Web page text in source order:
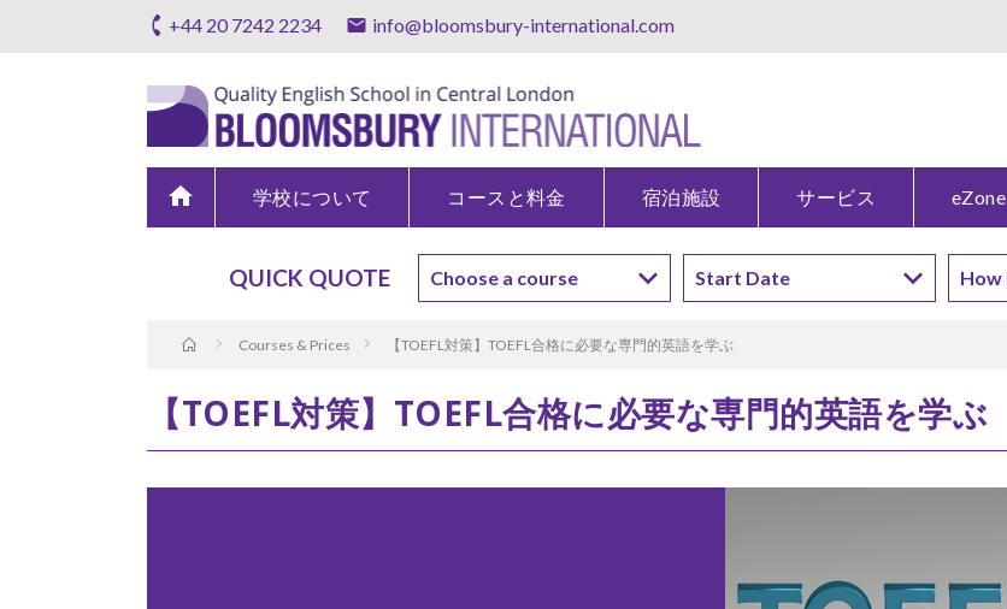
+44 20 7242 2234 info@bloomsbury-international.com
home 学校について コースと料金 宿泊施設 サービス eZone
QUICK QUOTE
Courses & Prices 【TOEFL対策】TOEFL合格に必要な専門的英語を学ぶ
【TOEFL対策】TOEFL合格に必要な専門的英語を学ぶ